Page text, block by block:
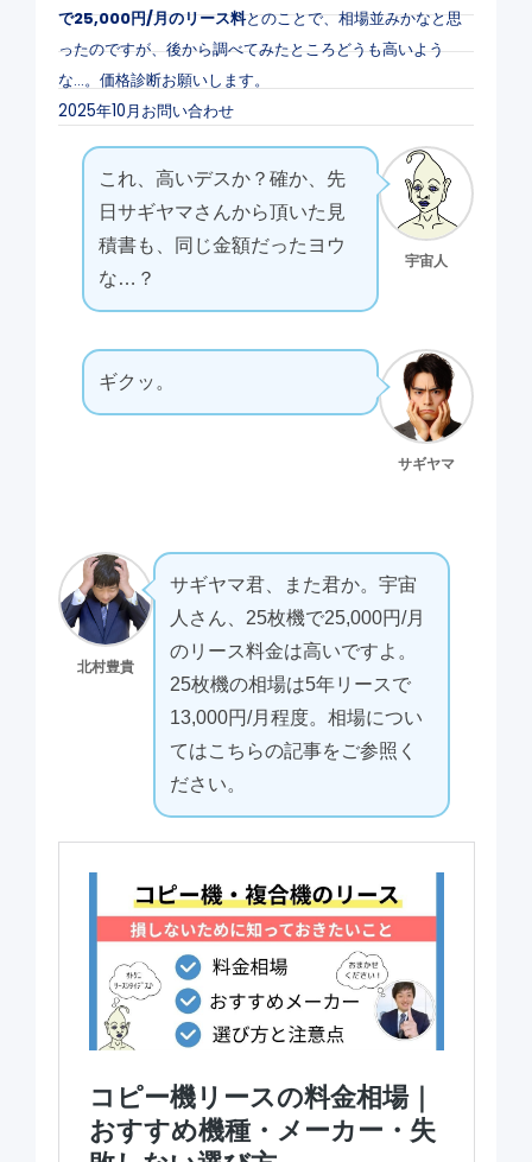
で25,000円/月のリース料とのことで、相場並みかなと思
ったのですが、後から調べてみたところどうも高いよう
な…。価格診断お願いします。
2025年10月お問い合わせ
宇宙人
これ、高いデスか？確か、先
日サギヤマさんから頂いた見
積書も、同じ金額だったヨウ
な…？
サギヤマ
ギクッ。
北村豊貴
サギヤマ君、また君か。宇宙
人さん、25枚機で25,000円/月
のリース料金は高いですよ。
25枚機の相場は5年リースで
13,000円/月程度。相場につい
てはこちらの記事をご参照く
ださい。